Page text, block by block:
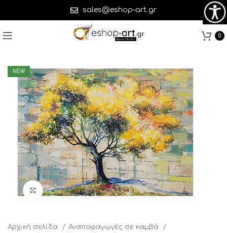
sales@eshop-art.gr
0
NEW
Click to enlarge
Αρχική σελίδα
Αναπαραγωγές σε καμβά